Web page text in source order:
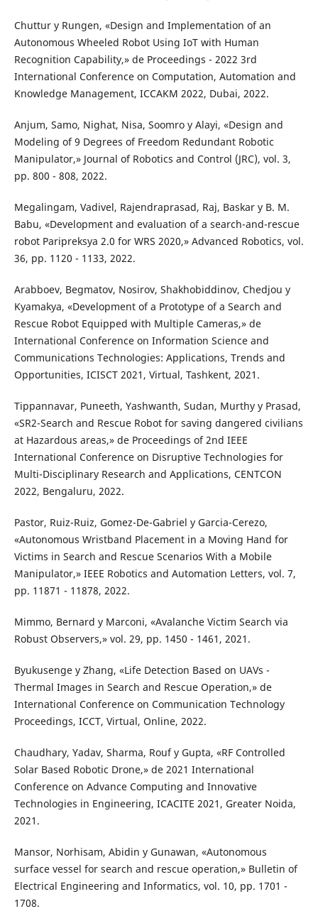
Chuttur y Rungen, «Design and Implementation of an
Autonomous Wheeled Robot Using IoT with Human
Recognition Capability,» de Proceedings - 2022 3rd
International Conference on Computation, Automation and
Knowledge Management, ICCAKM 2022, Dubai, 2022.
Anjum, Samo, Nighat, Nisa, Soomro y Alayi, «Design and
Modeling of 9 Degrees of Freedom Redundant Robotic
Manipulator,» Journal of Robotics and Control (JRC), vol. 3,
pp. 800 - 808, 2022.
Megalingam, Vadivel, Rajendraprasad, Raj, Baskar y B. M.
Babu, «Development and evaluation of a search-and-rescue
robot Paripreksya 2.0 for WRS 2020,» Advanced Robotics, vol.
36, pp. 1120 - 1133, 2022.
Arabboev, Begmatov, Nosirov, Shakhobiddinov, Chedjou y
Kyamakya, «Development of a Prototype of a Search and
Rescue Robot Equipped with Multiple Cameras,» de
International Conference on Information Science and
Communications Technologies: Applications, Trends and
Opportunities, ICISCT 2021, Virtual, Tashkent, 2021.
Tippannavar, Puneeth, Yashwanth, Sudan, Murthy y Prasad,
«SR2-Search and Rescue Robot for saving dangered civilians
at Hazardous areas,» de Proceedings of 2nd IEEE
International Conference on Disruptive Technologies for
Multi-Disciplinary Research and Applications, CENTCON
2022, Bengaluru, 2022.
Pastor, Ruiz-Ruiz, Gomez-De-Gabriel y Garcia-Cerezo,
«Autonomous Wristband Placement in a Moving Hand for
Victims in Search and Rescue Scenarios With a Mobile
Manipulator,» IEEE Robotics and Automation Letters, vol. 7,
pp. 11871 - 11878, 2022.
Mimmo, Bernard y Marconi, «Avalanche Victim Search via
Robust Observers,» vol. 29, pp. 1450 - 1461, 2021.
Byukusenge y Zhang, «Life Detection Based on UAVs -
Thermal Images in Search and Rescue Operation,» de
International Conference on Communication Technology
Proceedings, ICCT, Virtual, Online, 2022.
Chaudhary, Yadav, Sharma, Rouf y Gupta, «RF Controlled
Solar Based Robotic Drone,» de 2021 International
Conference on Advance Computing and Innovative
Technologies in Engineering, ICACITE 2021, Greater Noida,
2021.
Mansor, Norhisam, Abidin y Gunawan, «Autonomous
surface vessel for search and rescue operation,» Bulletin of
Electrical Engineering and Informatics, vol. 10, pp. 1701 -
1708.